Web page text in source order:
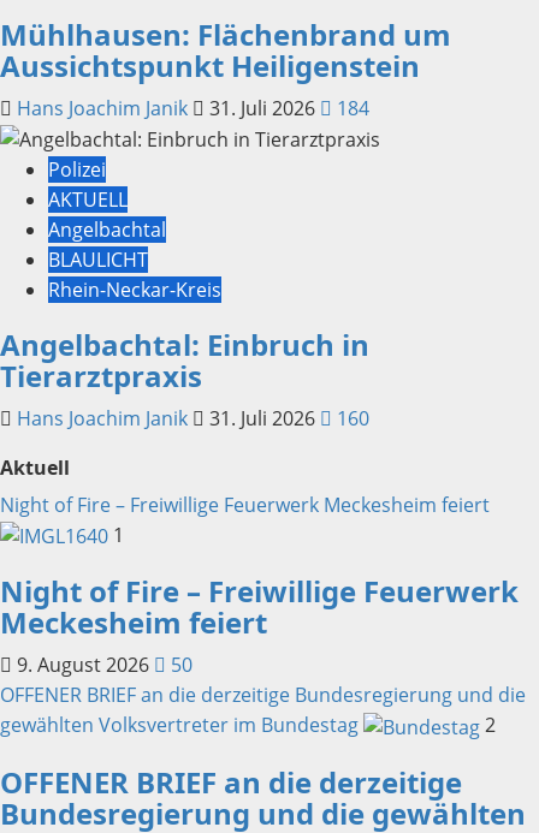
Mühlhausen: Flächenbrand um
Aussichtspunkt Heiligenstein
Hans Joachim Janik 31. Juli 2026 184
Polizei
AKTUELL
Angelbachtal
BLAULICHT
Rhein-Neckar-Kreis
Angelbachtal: Einbruch in
Tierarztpraxis
Hans Joachim Janik 31. Juli 2026
160
Aktuell
Night of Fire – Freiwillige Feuerwerk Meckesheim feiert
1
Night of Fire – Freiwillige Feuerwerk
Meckesheim feiert
9. August 2026
50
OFFENER BRIEF an die derzeitige Bundesregierung und die
gewählten Volksvertreter im Bundestag
2
OFFENER BRIEF an die derzeitige
Bundesregierung und die gewählten